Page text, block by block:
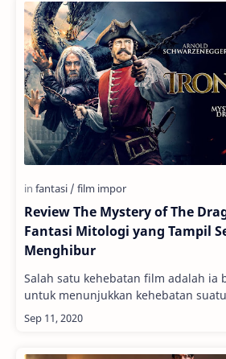
Review The Mystery of The
Fantasi Mitologi yang Tampil
Menghibur
Salah satu kehebatan film adalah ia
untuk menunjukkan kehebatan
menunjukkan siapa diri mereka ke